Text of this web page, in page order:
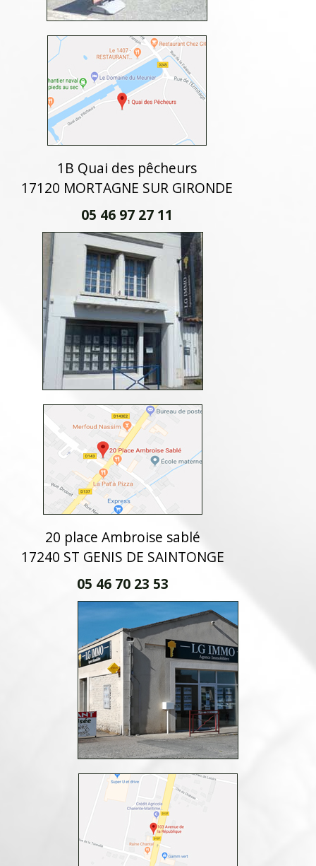
1B Quai des pêcheurs
17120 MORTAGNE SUR GIRONDE
05 46 97 27 11
20 place Ambroise sablé
17240 ST GENIS DE SAINTONGE
05 46 70 23 53